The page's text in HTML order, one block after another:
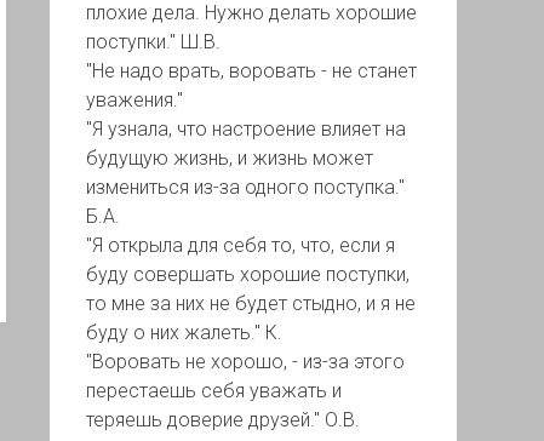
плохие дела. Нужно делать хорошие
поступки." Ш.В.
"Не надо врать, воровать - не станет
уважения."
"Я узнала, что настроение влияет на
будущую жизнь, и жизнь может
измениться из-за одного поступка."
Б.А.
"Я открыла для себя то, что, если я
буду совершать хорошие поступки,
то мне за них не будет стыдно, и я не
буду о них жалеть." К.
"Воровать не хорошо, - из-за этого
перестаешь себя уважать и
теряешь доверие друзей." О.В.